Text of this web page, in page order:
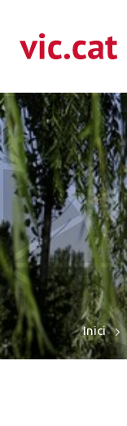
Inici